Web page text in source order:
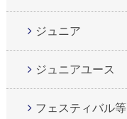
ジュニア
ジュニアユース
フェスティバル等